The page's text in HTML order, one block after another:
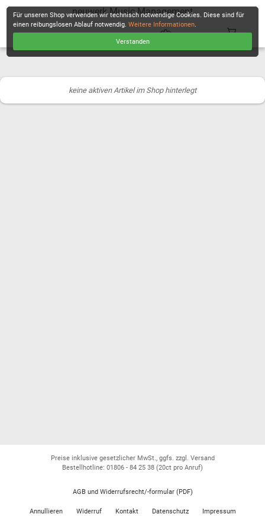
neuwerk Music Management
keine aktiven Artikel im Shop hinterlegt
Für unseren Shop verwenden wir technisch notwendige Cookies. Diese sind für
einen reibungslosen Ablauf notwendig.Weitere Informationen.
Verstanden
Preise inklusive gesetzlicher MwSt., ggfs. zzgl. Versand
Bestellhotline: 01806 - 84 25 38 (20ct pro Anruf)
AGB und Widerrufsrecht/-formular (PDF)
Annullieren Widerruf Kontakt Datenschutz Impressum